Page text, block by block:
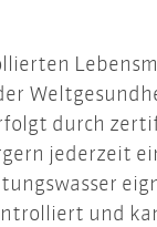
durch
jederzeit
und